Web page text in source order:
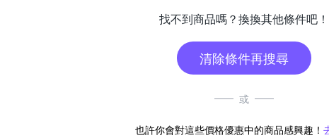
找不到商品嗎？換換其他條件吧！
清除條件再搜尋
或
也許你會對這些價格優惠中的商品感興趣！